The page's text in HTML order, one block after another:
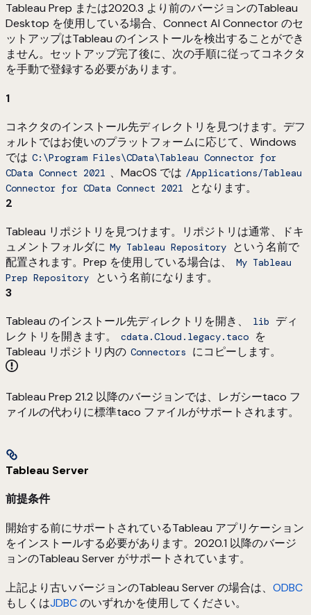
Tableau Prep または2020.3 より前のバージョンのTableau
Desktop を使用している場合、Connect AI Connector のセ
ットアップはTableau のインストールを検出することができ
ません。セットアップ完了後に、次の手順に従ってコネクタ
を手動で登録する必要があります。
1
コネクタのインストール先ディレクトリを見つけます。デフ
ォルトではお使いのプラットフォームに応じて、Windows
では C:\Program Files\CData\Tableau Connector for
CData Connect 2021 、MacOS では /Applications/Tableau
Connector for CData Connect 2021
となります。
2
Tableau リポジトリを見つけます。リポジトリは通常、ドキ
ュメントフォルダに My Tableau Repository
という名前で
配置されます。Prep を使用している場合は、
My Tableau
Prep Repository
という名前になります。
3
Tableau のインストール先ディレクトリを開き、
lib
ディ
レクトリを開きます。
cdata.Cloud.legacy.taco
を
Tableau リポジトリ内の Connectors にコピーします。
Tableau Prep 21.2 以降のバージョンでは、レガシーtaco フ
ァイルの代わりに標準taco ファイルがサポートされます。
Tableau Server
前提条件
開始する前にサポートされているTableau アプリケーション
をインストールする必要があります。2020.1 以降のバージ
ョンのTableau Server がサポートされています。
上記より古いバージョンのTableau Server の場合は、 ODBC
もしくはJDBCのいずれかを使用してください。